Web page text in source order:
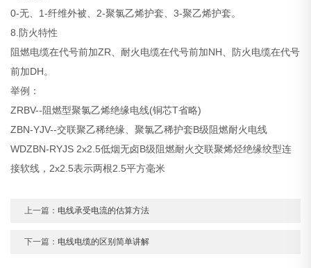
0-无、1-纤维外被、2-聚氯乙烯护套、3-聚乙烯护套。
8.防火特性
阻燃电缆在代号前加ZR、耐火电缆在代号前加NH、防火电缆在代号
前加DH。
举例：
ZRBV--阻燃型聚氯乙烯绝缘电线(铜芯T省略)
ZBN-YJV--交联聚乙稀绝缘、聚氯乙稀护套B级阻燃耐火电线
WDZBN-RYJS 2x2.5低烟无卤B级阻燃耐火交联聚烯烃绝缘绞型连
接软线，2x2.5表示两根2.5平方毫米
上一篇： 电线承受电流的估算方法
下一篇： 电线电缆的区别简单讲解